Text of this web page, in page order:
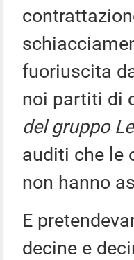
fuoriuscita
noi partiti di
del gruppo
auditi che le
non hanno
E
decine e